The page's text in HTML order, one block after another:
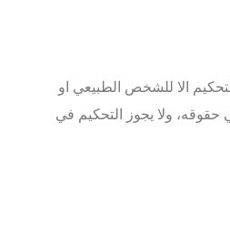
التحكيم الا للشخص الطبيعي او
ولا يجوز التحكيم في